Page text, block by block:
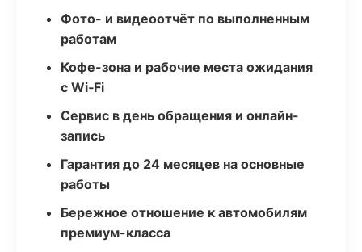
Фото- и видеоотчёт по выполненным
работам
Кофе-зона и рабочие места ожидания
с Wi‑Fi
Сервис в день обращения и онлайн-
запись
Гарантия до 24 месяцев на основные
работы
Бережное отношение к автомобилям
премиум-класса